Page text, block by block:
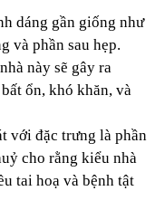
dáng gần giống như
và phần sau hẹp.
này sẽ gây ra
ổn, khó khăn, và
với đặc trưng là phần
cho rằng kiểu nhà
tai hoạ và bệnh tật